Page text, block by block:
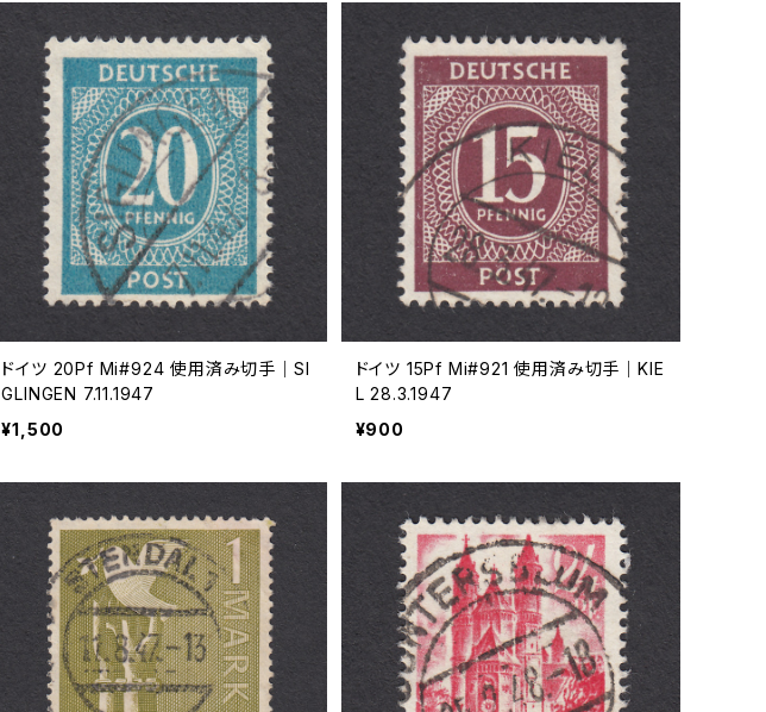
ドイツ 20Pf Mi#924 使用済み切手｜SI
GLINGEN 7.11.1947
¥1,500
ドイツ 15Pf Mi#921 使用済み切手｜KIE
L 28.3.1947
¥900